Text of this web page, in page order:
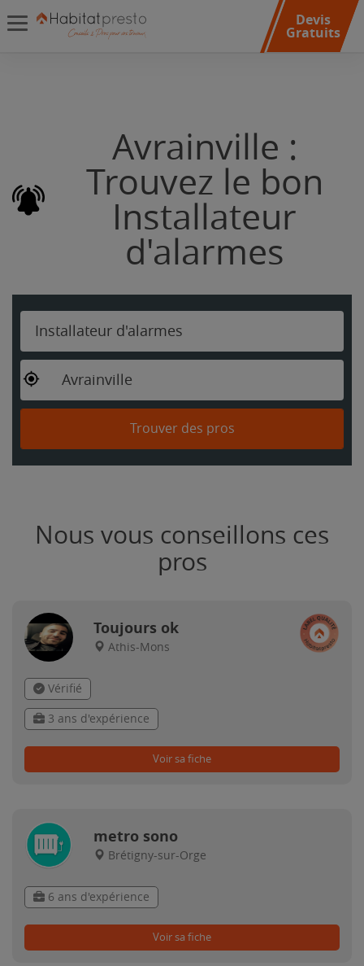
Devis
Gratuits
Avrainville :
Trouvez le bon
Installateur
d'alarmes
Installateur d'alarmes
Avrainville
Trouver des pros
Nous vous conseillons ces
pros
Toujours ok
Athis-Mons
Vérifié
3 ans d'expérience
Voir sa fiche
metro sono
Brétigny-sur-Orge
6 ans d'expérience
Voir sa fiche